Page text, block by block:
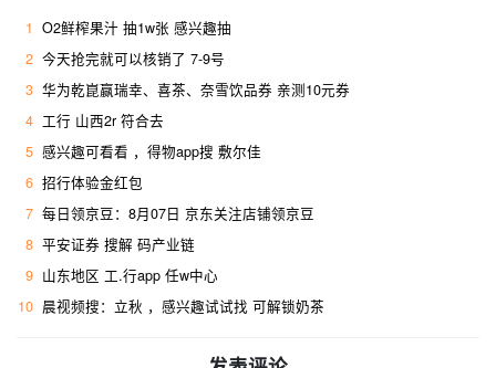
1 O2鲜榨果汁 抽1w张 感兴趣抽
2 今天抢完就可以核销了 7-9号
3 华为乾崑赢瑞幸、喜茶、奈雪饮品券 亲测10元券
4 工行 山西2r 符合去 ​
5 感兴趣可看看 ，得物app搜 敷尔佳
6 招行体验金红包
7 每日领京豆：8月07日 京东关注店铺领京豆
8 平安证券 搜解 码产业链
9 山东地区 工.行app 任w中心
10 晨视频搜：立秋 ，感兴趣试试找 可解锁奶茶